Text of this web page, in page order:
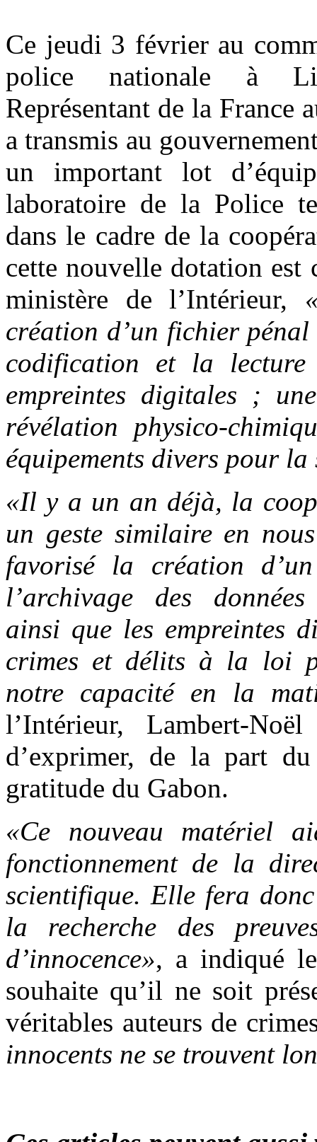
Ce jeudi 3 février au
police nationale à
Représentant de la
a transmis au
un important lot
laboratoire de la Police
dans le cadre de la
cette nouvelle dotation est
ministère de l’Intérieur,
création d’un fichier
codification et la lecture
empreintes digitales ;
révélation physico-
équipements divers pour
«Il y a un an déjà, la
un geste similaire en
favorisé la création
l’archivage des
ainsi que les empreintes
crimes et délits à la loi
notre capacité en la
l’Intérieur, Lambert-
d’exprimer, de la part
gratitude du Gabon.
«Ce nouveau matériel
fonctionnement de la
scientifique. Elle fera
la recherche des
d’innocence», a indiqué
souhaite qu’il ne soit
véritables auteurs de
innocents ne se trouvent